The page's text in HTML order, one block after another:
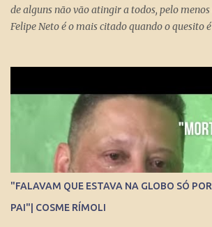
de alguns não vão atingir a todos, pelo
Felipe Neto é o mais citado quando o quesito
imediatamente, mas com certeza isso pode
logo logo. A Rede Mundial de Computadores
cidadão tenha seus próprios meios de
uma rádio online, blog ou mesmo perfis nas
levem qualquer mensagem para dezenas,
milhões de pessoas no Brasil e no Mundo. Do
Internet consegue produzir milionários,
em celebridades e até criar fenômenos como
"FALAVAM QUE ESTAVA NA GLOBO SÓ
PAI"| COSME RÍMOLI